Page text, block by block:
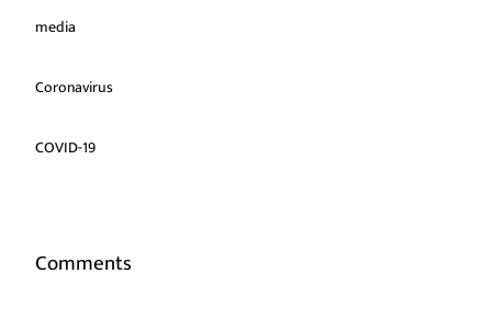
media
Coronavirus
COVID-19
Comments